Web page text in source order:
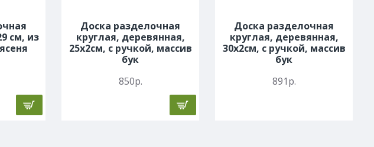
см, из
Доска разделочная
круглая, деревянная,
25х2см, с ручкой, массив
бук
850р.
Доска разделочная
круглая, деревянная,
30х2см, с ручкой, массив
бук
891р.